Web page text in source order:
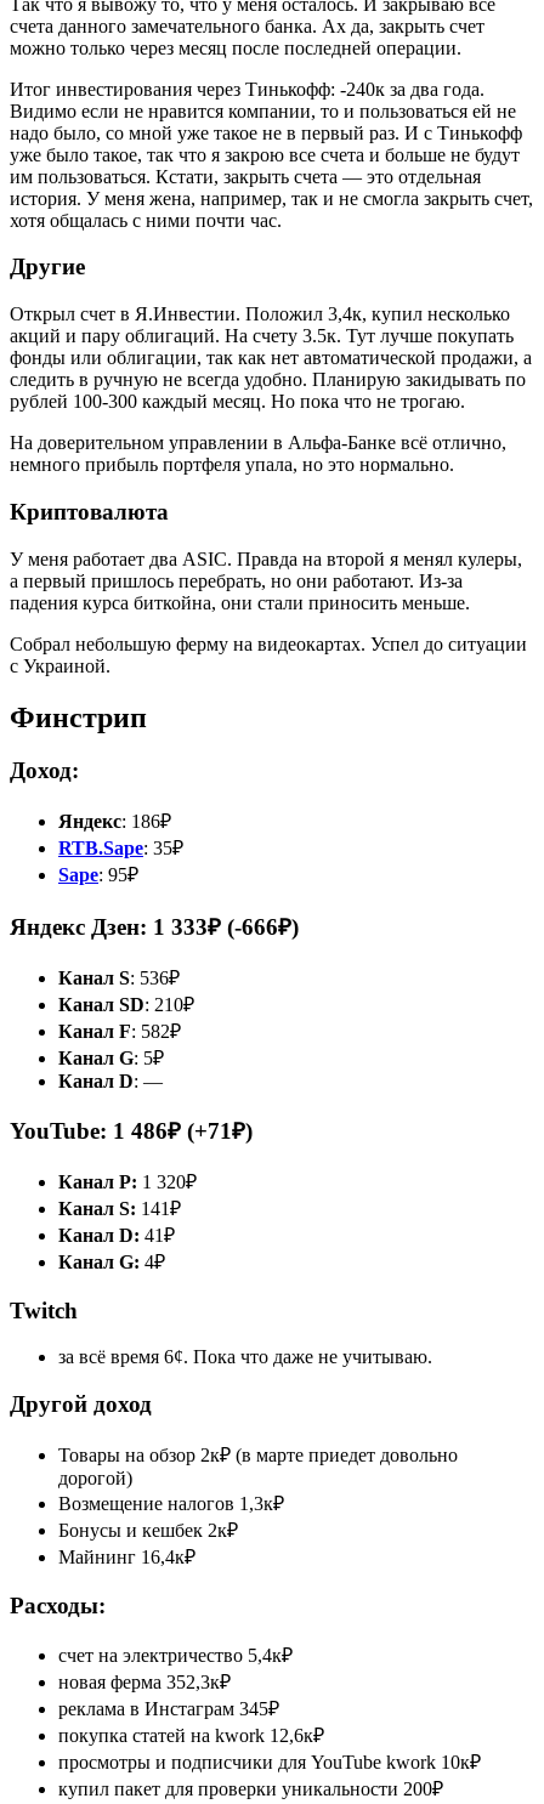
счета данного замечательного банка. Ах да, закрыть счет
можно только через месяц после последней операции.
Итог инвестирования через Тинькофф: -240к за два года.
Видимо если не нравится компании, то и пользоваться ей не
надо было, со мной уже такое не в первый раз. И с Тинькофф
уже было такое, так что я закрою все счета и больше не будут
им пользоваться. Кстати, закрыть счета — это отдельная
история. У меня жена, например, так и не смогла закрыть счет,
хотя общалась с ними почти час.
Другие
Открыл счет в Я.Инвестии. Положил 3,4к, купил несколько
акций и пару облигаций. На счету 3.5к. Тут лучше покупать
фонды или облигации, так как нет автоматической продажи, а
следить в ручную не всегда удобно. Планирую закидывать по
рублей 100-300 каждый месяц. Но пока что не трогаю.
На доверительном управлении в Альфа-Банке всё отлично,
немного прибыль портфеля упала, но это нормально.
Криптовалюта
У меня работает два ASIC. Правда на второй я менял кулеры,
а первый пришлось перебрать, но они работают. Из-за
падения курса биткойна, они стали приносить меньше.
Собрал небольшую ферму на видеокартах. Успел до ситуации
с Украиной.
Финстрип
Доход:
Яндекс: 186₽
RTB.Sape: 35₽
Sape: 95₽
Яндекс Дзен: 1 333₽ (-666₽)
Канал S: 536₽
Канал SD: 210₽
Канал F: 582₽
Канал G: 5₽
Канал D: —
YouTube: 1 486₽ (+71₽)
Канал P: 1 320₽
Канал S: 141₽
Канал D: 41₽
Канал G: 4₽
Twitch
за всё время 6¢. Пока что даже не учитываю.
Другой доход
Товары на обзор 2к₽ (в марте приедет довольно
дорогой)
Возмещение налогов 1,3к₽
Бонусы и кешбек 2к₽
Майнинг 16,4к₽
Расходы:
счет на электричество 5,4к₽
новая ферма 352,3к₽
реклама в Инстаграм 345₽
покупка статей на kwork 12,6к₽
просмотры и подписчики для YouTube kwork 10к₽
купил пакет для проверки уникальности 200₽